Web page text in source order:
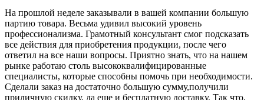
На прошлой неделе заказывали в вашей компании большую
партию товара. Весьма удивил высокий уровень
профессионализма. Грамотный консультант смог подсказать
все действия для приобретения продукции, после чего
ответил на все наши вопросы. Приятно знать, что на нашем
рынке работаю столь высококвалифицированные
специалисты, которые способны помочь при необходимости.
Сделали заказ на достаточно большую сумму,получили
приличную скидку, да еще и бесплатную доставку. Так что,